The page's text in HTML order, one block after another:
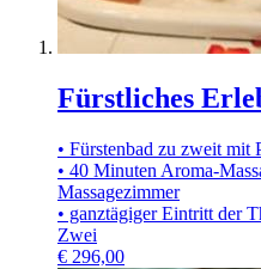
Fürstliches
• Fürstenbad zu zweit mit
• 40 Minuten Aroma-
Massagezimmer
• ganztägiger Eintritt der
Zwei
€ 296,00